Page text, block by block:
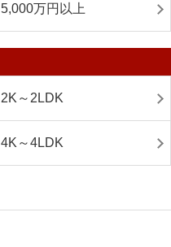
5,000万円以上
2K～2LDK
4K～4LDK